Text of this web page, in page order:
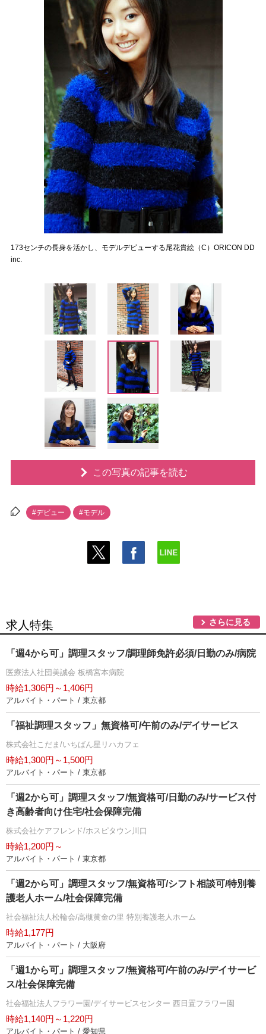
173センチの長身を活かし、モデルデビューする尾花貴絵（C）ORICON DD
inc.
この写真の記事を読む
#デビュー #モデル
求人特集 さらに見る
「週4から可」調理スタッフ/調理師免許必須/日勤のみ/病院
医療法人社団美誠会 板橋宮本病院
時給1,306円～1,406円
アルバイト・パート / 東京都
「福祉調理スタッフ」無資格可/午前のみ/デイサービス
株式会社こだま/いちばん星リハカフェ
時給1,300円～1,500円
アルバイト・パート / 東京都
「週2から可」調理スタッフ/無資格可/日勤のみ/サービス付
き高齢者向け住宅/社会保障完備
株式会社ケアフレンド/ホスピタウン川口
時給1,200円～
アルバイト・パート / 東京都
「週2から可」調理スタッフ/無資格可/シフト相談可/特別養
護老人ホーム/社会保障完備
社会福祉法人松輪会/高槻黄金の里 特別養護老人ホーム
時給1,177円
アルバイト・パート / 大阪府
「週1から可」調理スタッフ/無資格可/午前のみ/デイサービ
ス/社会保障完備
社会福祉法人フラワー園/デイサービスセンター 西日置フラワー園
時給1,140円～1,220円
アルバイト・パート / 愛知県